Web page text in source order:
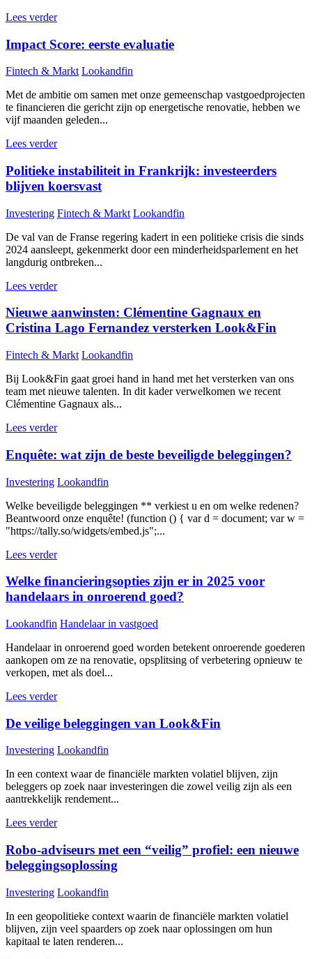
Lees verder
Impact Score: eerste evaluatie
Fintech & Markt Lookandfin
Met de ambitie om samen met onze gemeenschap vastgoedprojecten
te financieren die gericht zijn op energetische renovatie, hebben we
vijf maanden geleden...
Lees verder
Politieke instabiliteit in Frankrijk: investeerders
blijven koersvast
Investering Fintech & Markt Lookandfin
De val van de Franse regering kadert in een politieke crisis die sinds
2024 aansleept, gekenmerkt door een minderheidsparlement en het
langdurig ontbreken...
Lees verder
Nieuwe aanwinsten: Clémentine Gagnaux en
Cristina Lago Fernandez versterken Look&Fin
Fintech & Markt Lookandfin
Bij Look&Fin gaat groei hand in hand met het versterken van ons
team met nieuwe talenten. In dit kader verwelkomen we recent
Clémentine Gagnaux als...
Lees verder
Enquête: wat zijn de beste beveiligde beleggingen?
Investering Lookandfin
Welke beveiligde beleggingen ** verkiest u en om welke redenen?
Beantwoord onze enquête! (function () { var d = document; var w =
"https://tally.so/widgets/embed.js";...
Lees verder
Welke financieringsopties zijn er in 2025 voor
handelaars in onroerend goed?
Lookandfin Handelaar in vastgoed
Handelaar in onroerend goed worden betekent onroerende goederen
aankopen om ze na renovatie, opsplitsing of verbetering opnieuw te
verkopen, met als doel...
Lees verder
De veilige beleggingen van Look&Fin
Investering Lookandfin
In een context waar de financiële markten volatiel blijven, zijn
beleggers op zoek naar investeringen die zowel veilig zijn als een
aantrekkelijk rendement...
Lees verder
Robo-adviseurs met een “veilig” profiel: een nieuwe
beleggingsoplossing
Investering Lookandfin
In een geopolitieke context waarin de financiële markten volatiel
blijven, zijn veel spaarders op zoek naar oplossingen om hun
kapitaal te laten renderen...